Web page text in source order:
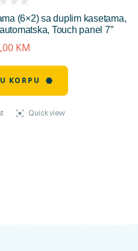
(6×2) sa duplim kasetama,
Touch panel 7”
KM
KORPU
Quick view